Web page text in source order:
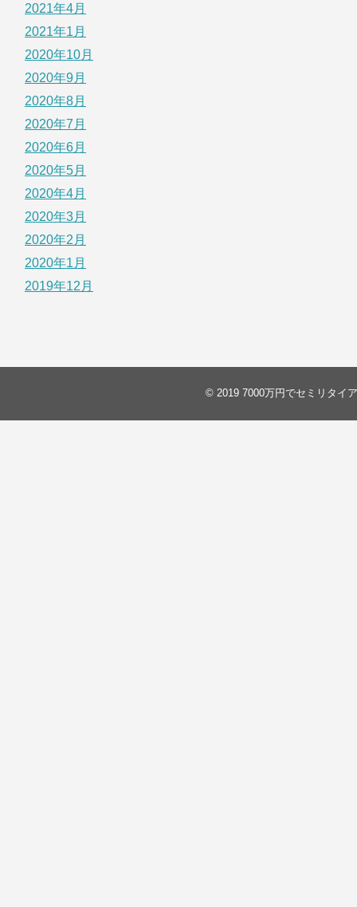
2021年4月
2021年1月
2020年10月
2020年9月
2020年8月
2020年7月
2020年6月
2020年5月
2020年4月
2020年3月
2020年2月
2020年1月
2019年12月
© 2019 7000万円でセミリタイ